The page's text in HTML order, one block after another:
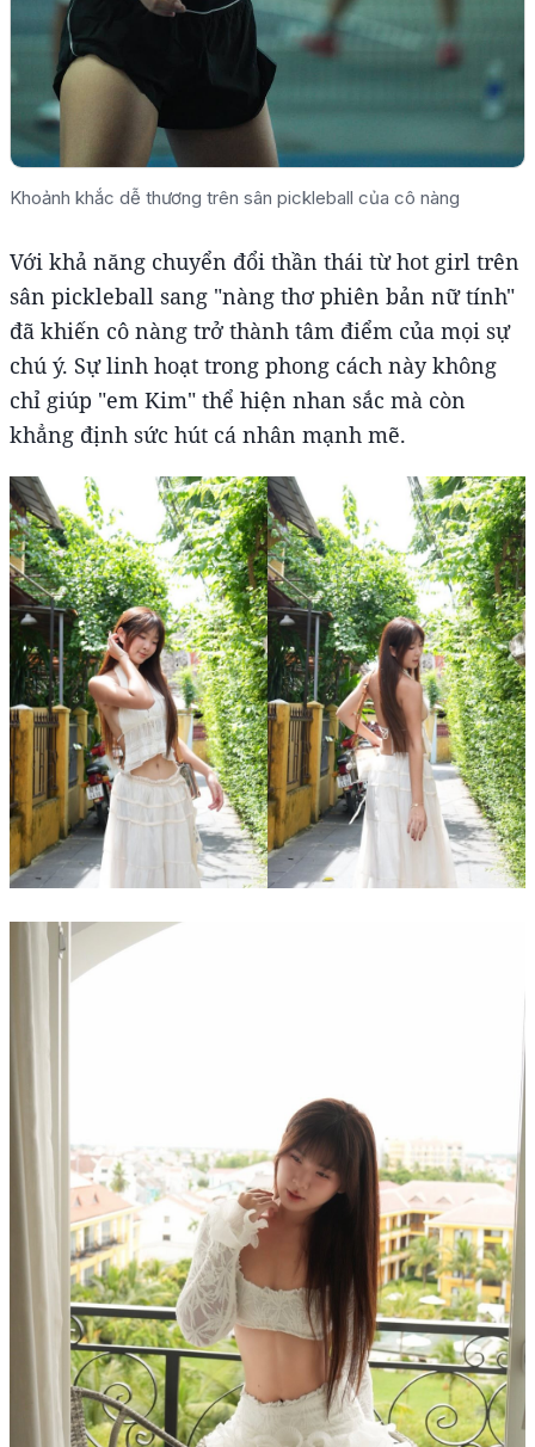
Khoảnh khắc dễ thương trên sân pickleball của cô nàng
Với khả năng chuyển đổi thần thái từ hot girl trên
sân pickleball sang "nàng thơ phiên bản nữ tính"
đã khiến cô nàng trở thành tâm điểm của mọi sự
chú ý. Sự linh hoạt trong phong cách này không
chỉ giúp "em Kim" thể hiện nhan sắc mà còn
khẳng định sức hút cá nhân mạnh mẽ.